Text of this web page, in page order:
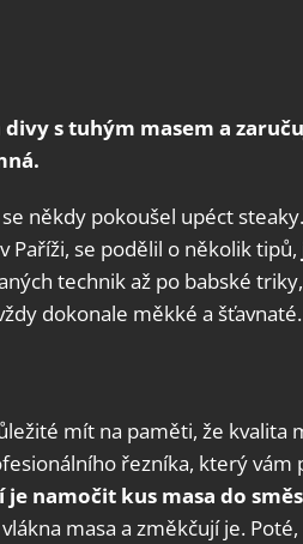
s tuhým masem a
někdy pokoušel upéct
Paříži, se podělil o několik tipů,
technik až po babské
dokonale měkké a šťavnaté.
mít na paměti, že kvalita
řezníka, který vám
je namočit kus masa do
masa a změkčují je.